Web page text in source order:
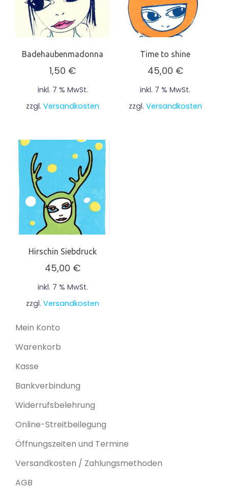
Badehaubenmadonna
1,50 €
inkl. 7 % MwSt.
zzgl.Versandkosten
Time to shine
45,00 €
inkl. 7 % MwSt.
zzgl. Versandkosten
Hirschin Siebdruck
45,00 €
inkl. 7 % MwSt.
zzgl.Versandkosten
Mein Konto
Warenkorb
Kasse
Bankverbindung
Widerrufsbelehrung
Online-Streitbeilegung
Öffnungszeiten und Termine
Versandkosten / Zahlungsmethoden
AGB